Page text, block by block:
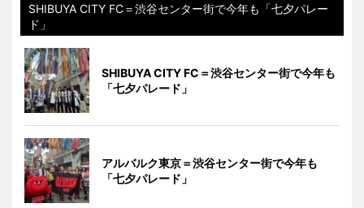
SHIBUYA CITY FC＝渋谷センター街で今年も「七夕パレー
ド」
SHIBUYA CITY FC＝渋谷センター街で今年も
「七夕パレード」
アルバルク東京＝渋谷センター街で今年も
「七夕パレード」